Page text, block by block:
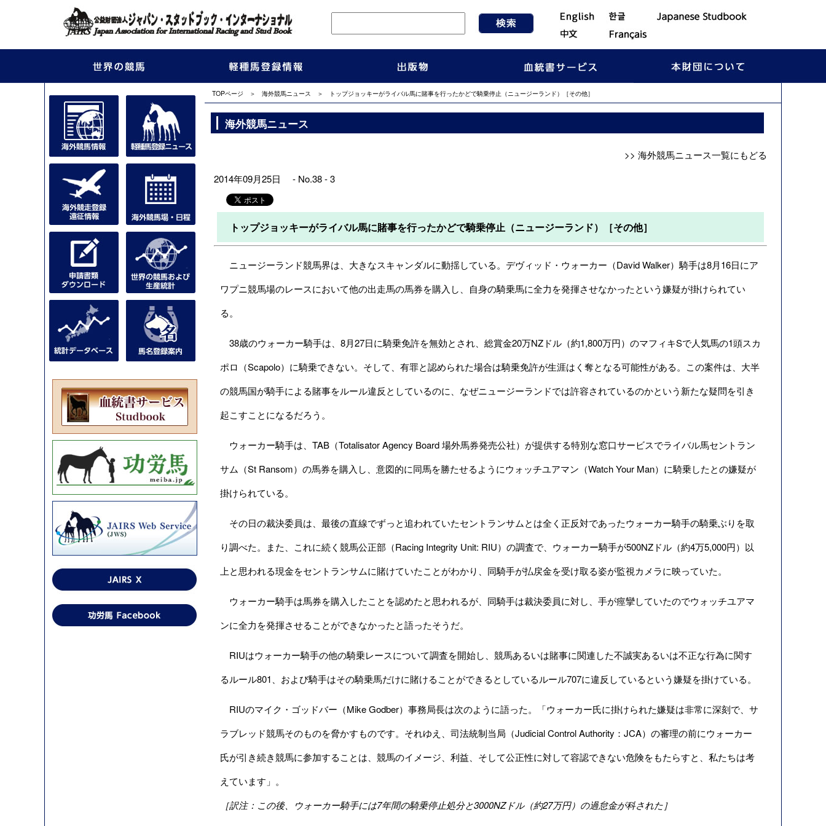
TOPページ ＞ 海外競馬ニュース ＞ トップジョッキーがライバル馬に賭事を行ったかどで騎乗停止（ニュージーランド）［その他］
海外競馬ニュース
>> 海外競馬ニュース一覧にもどる
2014年09月25日 - No.38 - 3
トップジョッキーがライバル馬に賭事を行ったかどで騎乗停止（ニュージーランド）［その他］
ニュージーランド競馬界は、大きなスキャンダルに動揺している。デヴィッド・ウォーカー（David Walker）騎手は8月16日にア
ワプニ競馬場のレースにおいて他の出走馬の馬券を購入し、自身の騎乗馬に全力を発揮させなかったという嫌疑が掛けられてい
る。
38歳のウォーカー騎手は、8月27日に騎乗免許を無効とされ、総賞金20万NZドル（約1,800万円）のマフィキSで人気馬の1頭スカ
ポロ（Scapolo）に騎乗できない。そして、有罪と認められた場合は騎乗免許が生涯はく奪となる可能性がある。この案件は、大半
の競馬国が騎手による賭事をルール違反としているのに、なぜニュージーランドでは許容されているのかという新たな疑問を引き
起こすことになるだろう。
ウォーカー騎手は、 TAB（Totalisator Agency Board 場外馬券発売公社） が提供する特別な窓口サービスでライバル馬セントラン
サム（St Ransom）の馬券を購入し、意図的に同馬を勝たせるようにウォッチユアマン（Watch Your Man）に騎乗したとの嫌疑が
掛けられている。
その日の裁決委員は、最後の直線でずっと追われていたセントランサムとは全く正反対であったウォーカー騎手の騎乗ぶりを取
り調べた。また、これに続く 競馬公正部（Racing Integrity Unit: RIU） の調査で、ウォーカー騎手が500NZドル（約4万5,000円）以
上と思われる現金をセントランサムに賭けていたことがわかり、同騎手が払戻金を受け取る姿が監視カメラに映っていた。
ウォーカー騎手は馬券を購入したことを認めたと思われるが、同騎手は裁決委員に対し、手が痙攣していたのでウォッチユアマ
ンに全力を発揮させることができなかったと語ったそうだ。
RIUはウォーカー騎手の他の騎乗レースについて調査を開始し、競馬あるいは賭事に関連した不誠実あるいは不正な行為に関す
るルール801、および騎手はその騎乗馬だけに賭けることができるとしているルール707に違反しているという嫌疑を掛けている。
RIUのマイク・ゴッドバー（Mike Godber）事務局長は次のように語った。「ウォーカー氏に掛けられた嫌疑は非常に深刻で、サ
ラブレッド競馬そのものを脅かすものです。それゆえ、 司法統制当局（Judicial Control Authority：JCA） の審理の前にウォーカー
氏が引き続き競馬に参加することは、競馬のイメージ、利益、そして公正性に対して容認できない危険をもたらすと、私たちは考
えています」。
［訳注：この後、ウォーカー騎手には7年間の騎乗停止処分と3000NZドル（約27万円）の過怠金が科された］